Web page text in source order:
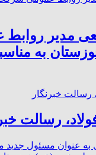
مدیر
به
رسالت